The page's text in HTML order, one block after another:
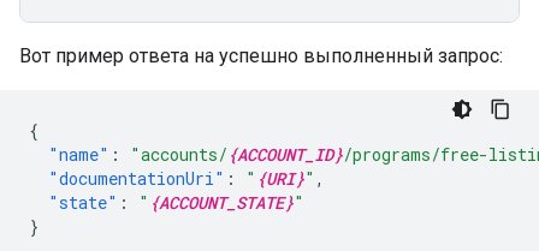
Вот пример ответа на успешно выполненный запрос:
{
"name" : "accounts/ {ACCOUNT_ID}/programs/free-
"documentationUri" : " {URI}" ,
"state" : " {ACCOUNT_STATE}"
}